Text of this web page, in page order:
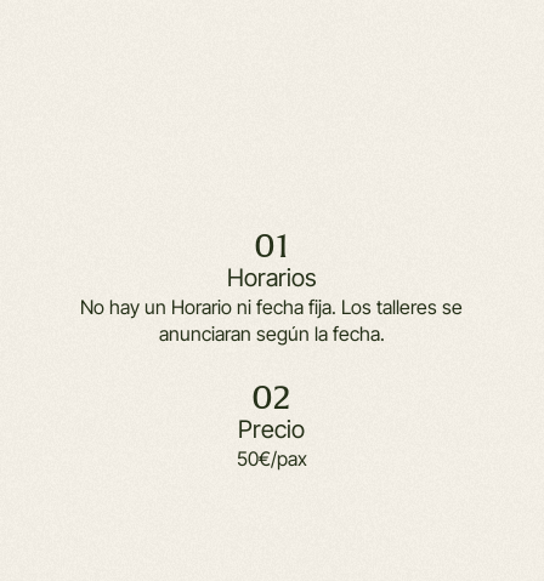
01
Horarios
No hay un Horario ni fecha fija. Los talleres se
anunciaran según la fecha.
02
Precio
50€/pax